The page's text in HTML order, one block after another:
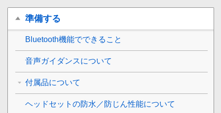
準備する
Bluetooth機能でできること
音声ガイダンスについて
付属品について
ヘッドセットの防水／防じん性能について